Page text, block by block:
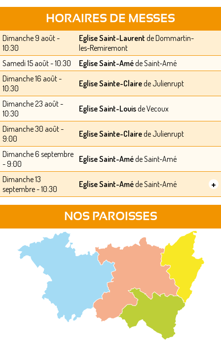
HORAIRES DE MESSES
Dimanche 9 août -
10:30
Eglise Saint-Laurent de Dommartin-
les-Remiremont
Samedi 15 août - 10:30
Eglise Saint-Améde Saint-Amé
Dimanche 16 août -
10:30
Eglise Sainte-Clairede Julienrupt
Dimanche 23 août -
10:30
Eglise Saint-Louisde Vecoux
Dimanche 30 août -
9:00
Eglise Sainte-Clairede Julienrupt
Dimanche 6 septembre
- 9:00
Eglise Saint-Améde Saint-Amé
Dimanche 13
septembre - 10:30
Eglise Saint-Améde Saint-Amé +
NOS PAROISSES